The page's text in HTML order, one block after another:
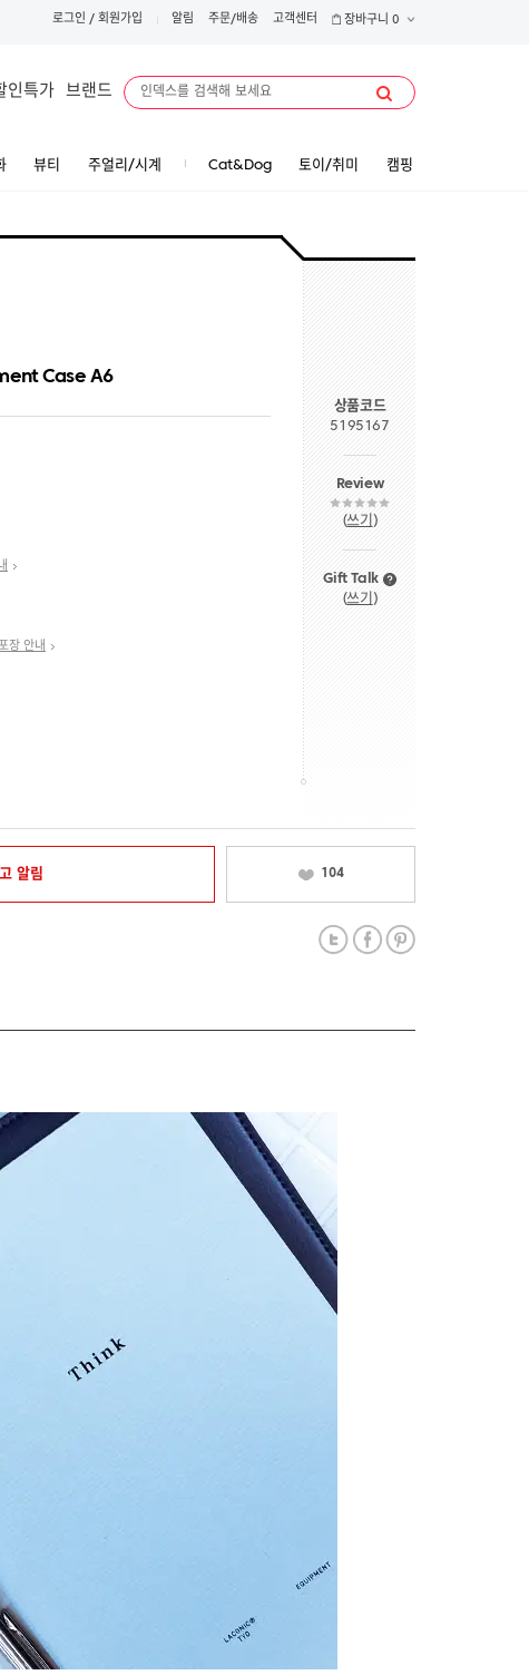
로그인 / 회원가입 알림 주문/배송 고객센터 장바구니 0
인특가 브랜드
뷰티 주얼리/시계 Cat&Dog 토이/취미 캠핑
Case A6
장 안내
상품코드
5195167
Review
(쓰기 )
Gift Talk
(쓰기 )
알림 104